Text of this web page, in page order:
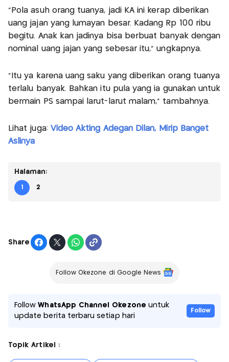
"Pola asuh orang tuanya, jadi KA ini kerap diberikan
uang jajan yang lumayan besar. Kadang Rp 100 ribu
begitu. Anak kan jadinya bisa berbuat banyak dengan
nominal uang jajan yang sebesar itu,” ungkapnya.
"Itu ya karena uang saku yang diberikan orang tuanya
terlalu banyak. Bahkan itu pula yang ia gunakan untuk
bermain PS sampai larut-larut malam,” tambahnya.
Lihat juga: Video Akting Adegan Dilan, Mirip Banget
Aslinya
Halaman:
1 2
Share
Follow Okezone di Google News
FollowWhatsApp Channel Okezone untuk
update berita terbaru setiap hari
Follow
Topik Artikel :